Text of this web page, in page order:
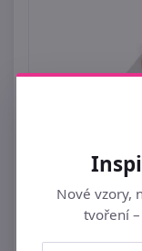
Nové vzory,
tvoření